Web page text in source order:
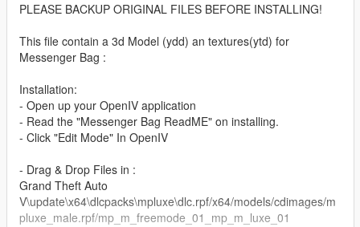
PLEASE BACKUP ORIGINAL FILES BEFORE INSTALLING!
This file contain a 3d Model (ydd) an textures(ytd) for
Messenger Bag :
Installation:
- Open up your OpenIV application
- Read the "Messenger Bag ReadME" on installing.
- Click "Edit Mode" In OpenIV
- Drag & Drop Files in :
Grand Theft Auto
V\update\x64\dlcpacks\mpluxe\dlc.rpf/x64/models/cdimages/m
pluxe_male.rpf/mp_m_freemode_01_mp_m_luxe_01